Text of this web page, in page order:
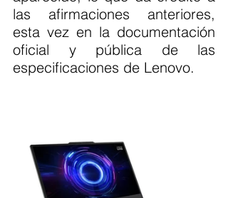
las afirmaciones anteriores,
esta vez en la documentación
oficial y pública de las
especificaciones de Lenovo.